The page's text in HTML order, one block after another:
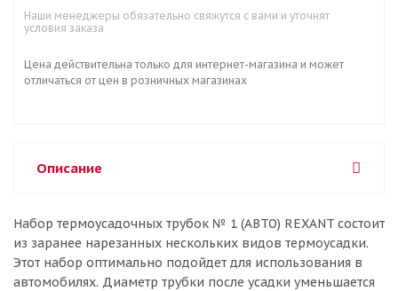
Наши менеджеры обязательно свяжутся с вами и уточнят
условия заказа
Цена действительна только для интернет-магазина и может
отличаться от цен в розничных магазинах
Описание
Набор термоусадочных трубок № 1 (АВТО) REXANT состоит
из заранее нарезанных нескольких видов термоусадки.
Этот набор оптимально подойдет для использования в
автомобилях. Диаметр трубки после усадки уменьшается